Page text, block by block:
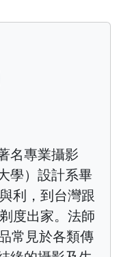
名專業攝影
學）設計系畢
利，到台灣跟
度出家。法師
常見於各類傳